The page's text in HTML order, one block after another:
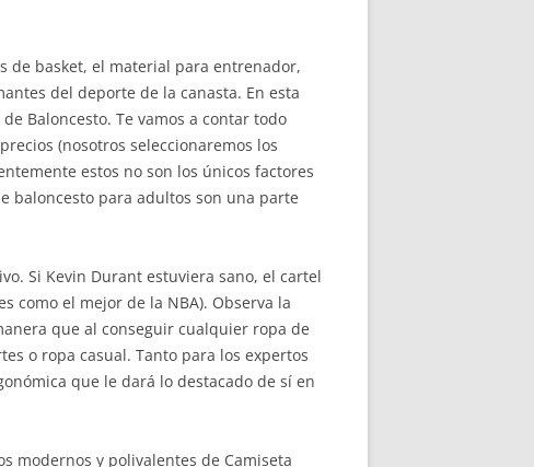
de basket, el material para entrenador,
del deporte de la canasta. En esta
Baloncesto. Te vamos a contar todo
(nosotros seleccionaremos los
estos no son los únicos factores
baloncesto para adultos son una parte
Si Kevin Durant estuviera sano, el cartel
como el mejor de la NBA). Observa la
que al conseguir cualquier ropa de
o ropa casual. Tanto para los expertos
que le dará lo destacado de sí en
modernos y polivalentes de Camiseta